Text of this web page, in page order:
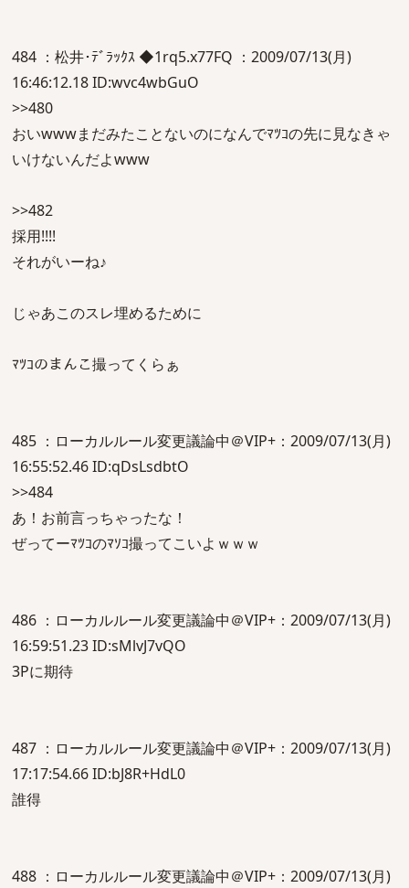
484 ：松井･ﾃﾞﾗｯｸｽ ◆1rq5.x77FQ ：2009/07/13(月)
16:46:12.18 ID:wvc4wbGuO
>>480
おいwwwまだみたことないのになんでﾏﾂｺの先に見なきゃ
いけないんだよwww
>>482
採用!!!!
それがいーね♪
じゃあこのスレ埋めるために
ﾏﾂｺのまんこ撮ってくらぁ
485 ：ローカルルール変更議論中＠VIP+：2009/07/13(月)
16:55:52.46 ID:qDsLsdbtO
>>484
あ！お前言っちゃったな！
ぜってーﾏﾂｺのﾏｿｺ撮ってこいよｗｗｗ
486 ：ローカルルール変更議論中＠VIP+：2009/07/13(月)
16:59:51.23 ID:sMlvJ7vQO
3Pに期待
487 ：ローカルルール変更議論中＠VIP+：2009/07/13(月)
17:17:54.66 ID:bJ8R+HdL0
誰得
488 ：ローカルルール変更議論中＠VIP+：2009/07/13(月)